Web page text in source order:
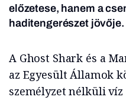
előzetese, hanem a
haditengerészet jövője.
A Ghost Shark és a
az Egyesült Államok
személyzet nélküli